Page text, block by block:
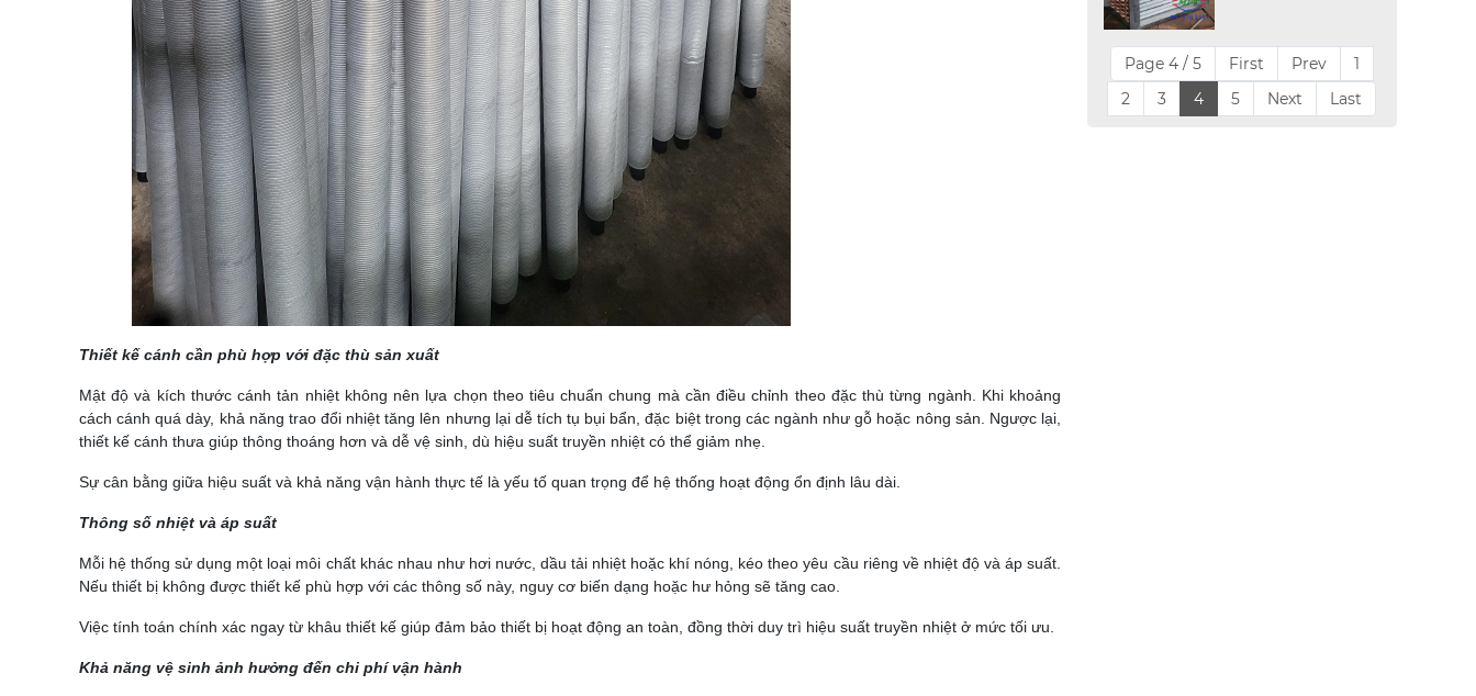
Thiết kế cánh cần phù hợp với đặc thù sản xuất
Mật độ và kích thước cánh tản nhiệt không nên lựa chọn theo tiêu chuẩn chung mà cần điều chỉnh theo đặc thù từng ngành. Khi khoảng
cách cánh quá dày, khả năng trao đổi nhiệt tăng lên nhưng lại dễ tích tụ bụi bẩn, đặc biệt trong các ngành như gỗ hoặc nông sản. Ngược lại,
thiết kế cánh thưa giúp thông thoáng hơn và dễ vệ sinh, dù hiệu suất truyền nhiệt có thể giảm nhẹ.
Sự cân bằng giữa hiệu suất và khả năng vận hành thực tế là yếu tố quan trọng để hệ thống hoạt động ổn định lâu dài.
Thông số nhiệt và áp suất
Mỗi hệ thống sử dụng một loại môi chất khác nhau như hơi nước, dầu tải nhiệt hoặc khí nóng, kéo theo yêu cầu riêng về nhiệt độ và áp suất.
Nếu thiết bị không được thiết kế phù hợp với các thông số này, nguy cơ biến dạng hoặc hư hỏng sẽ tăng cao.
Việc tính toán chính xác ngay từ khâu thiết kế giúp đảm bảo thiết bị hoạt động an toàn, đồng thời duy trì hiệu suất truyền nhiệt ở mức tối ưu.
Khả năng vệ sinh ảnh hưởng đến chi phí vận hành
Page 4 / 5 First Prev
1
2
3 4 5 Next Last